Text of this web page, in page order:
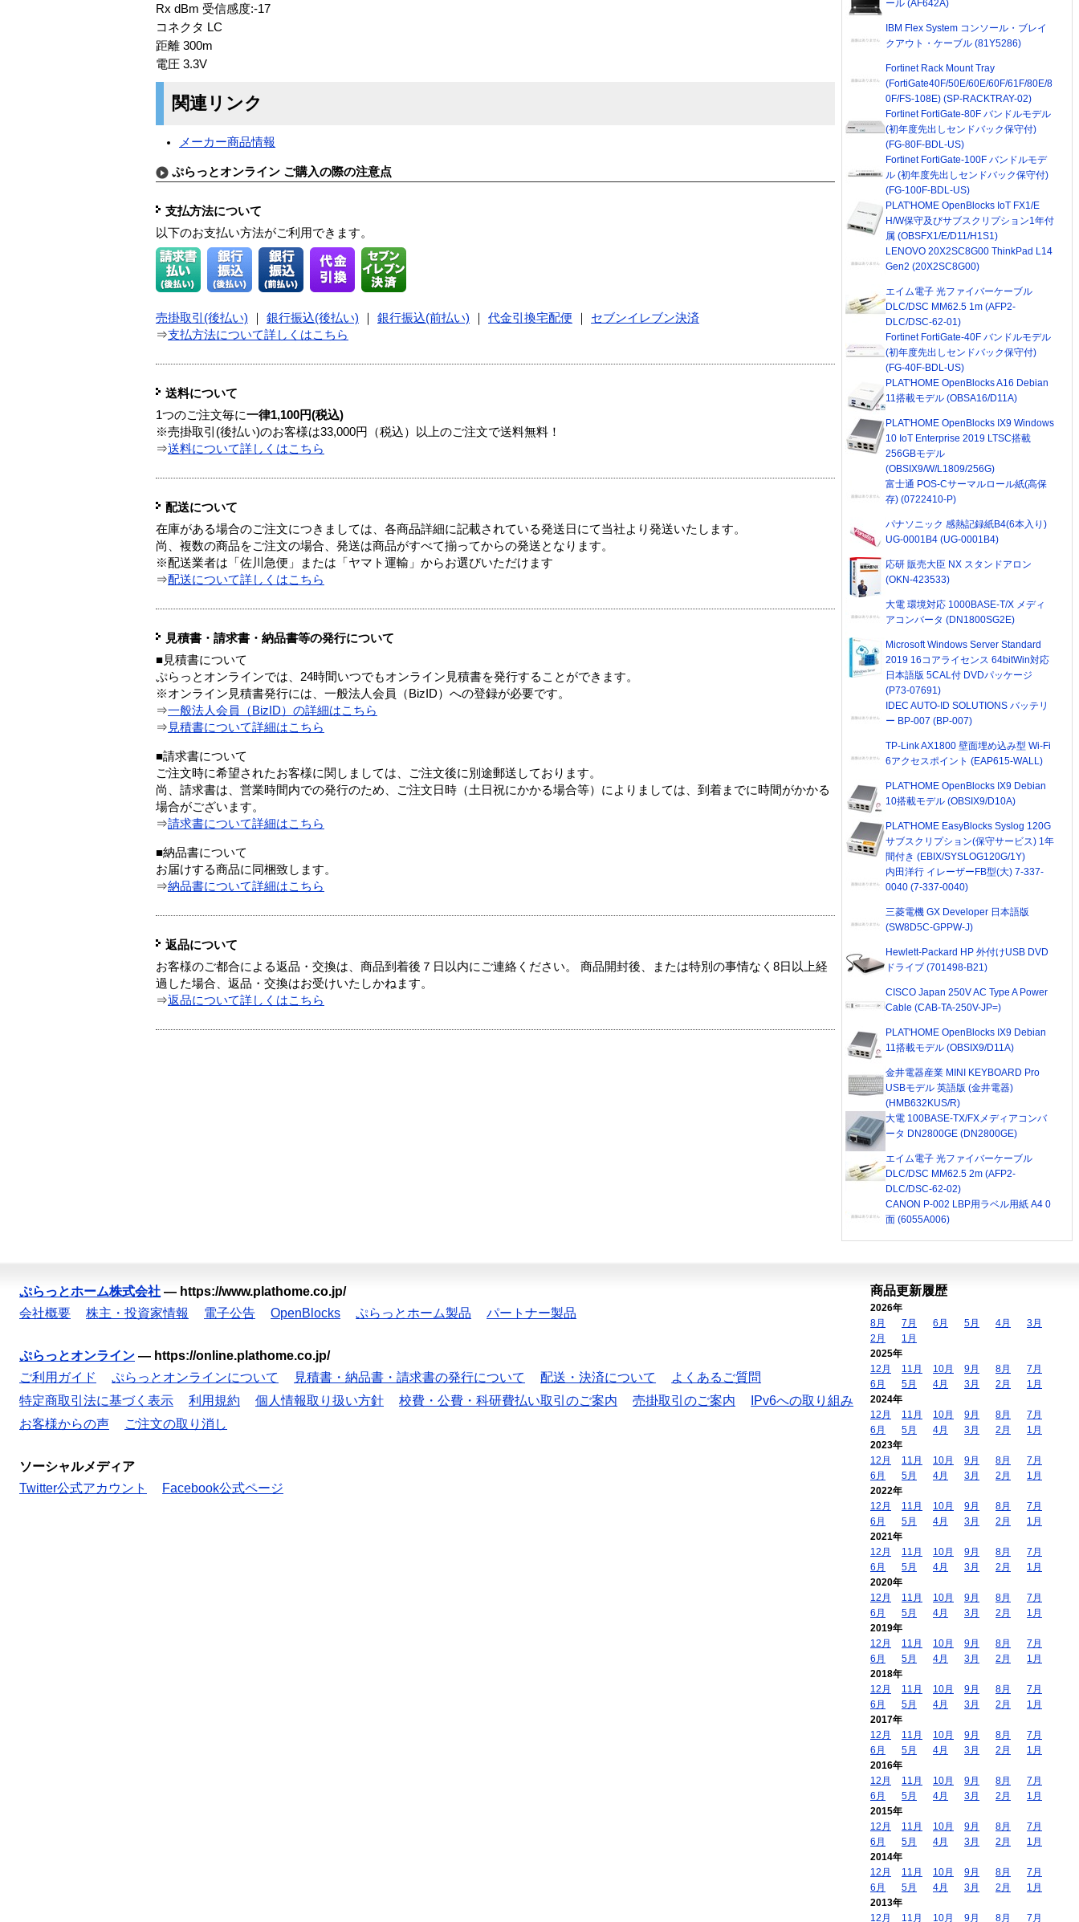
Rx dBm 受信感度:-17
コネクタ LC
距離 300m
電圧 3.3V
関連リンク
メーカー商品情報
ぷらっとオンライン ご購入の際の注意点
支払方法について
以下のお支払い方法がご利用できます。
売掛取引(後払い) 銀行振込(後払い) 銀行振込(前払い) 代金引換宅配便
セブンイレブン決済
⇒支払方法について詳しくはこちら
送料について
1つのご注文毎に一律1,100円(税込)
※売掛取引(後払い)のお客様は33,000円（税込）以上のご注文で送料無料！
⇒送料について詳しくはこちら
配送について
在庫がある場合のご注文につきましては、各商品詳細に記載されている発送日にて当社より発送いたします。
尚、複数の商品をご注文の場合、発送は商品がすべて揃ってからの発送となります。
※配送業者は「佐川急便」または「ヤマト運輸」からお選びいただけます
⇒配送について詳しくはこちら
見積書・請求書・納品書等の発行について
■見積書について
ぷらっとオンラインでは、24時間いつでもオンライン見積書を発行することができます。
※オンライン見積書発行には、一般法人会員（BizID）への登録が必要です。
⇒一般法人会員（BizID）の詳細はこちら
⇒ 見積書について詳細はこちら
■請求書について
ご注文時に希望されたお客様に関しましては、ご注文後に別途郵送しております。
尚、請求書は、営業時間内での発行のため、ご注文日時（土日祝にかかる場合等）によりましては、到着までに時間がかかる
場合がございます。
⇒請求書について詳細はこちら
■納品書について
お届けする商品に同梱致します。
⇒納品書について詳細はこちら
返品について
お客様のご都合による返品・交換は、商品到着後７日以内にご連絡ください。 商品開封後、または特別の事情なく8日以上経
過した場合、返品・交換はお受けいたしかねます。
⇒返品について詳しくはこちら
ール (AF642A)
IBM Flex System コンソール・ブレイ
クアウト・ケーブル (81Y5286)
Fortinet Rack Mount Tray
(FortiGate40F/50E/60E/60F/61F/80E/8
0F/FS-108E) (SP-RACKTRAY-02)
Fortinet FortiGate-80F バンドルモデル
(初年度先出しセンドバック保守付)
(FG-80F-BDL-US)
Fortinet FortiGate-100F バンドルモデ
ル (初年度先出しセンドバック保守付)
(FG-100F-BDL-US)
PLAT'HOME OpenBlocks IoT FX1/E
H/W保守及びサブスクリプション1年付
属 (OBSFX1/E/D11/H1S1)
LENOVO 20X2SC8G00 ThinkPad L14
Gen2 (20X2SC8G00)
エイム電子 光ファイバーケーブル
DLC/DSC MM62.5 1m (AFP2-
DLC/DSC-62-01)
Fortinet FortiGate-40F バンドルモデル
(初年度先出しセンドバック保守付)
(FG-40F-BDL-US)
PLAT'HOME OpenBlocks A16 Debian
11搭載モデル (OBSA16/D11A)
PLAT'HOME OpenBlocks IX9 Windows
10 IoT Enterprise 2019 LTSC搭載
256GBモデル
(OBSIX9/W/L1809/256G)
富士通 POS-Cサーマルロール紙(高保
存) (0722410-P)
パナソニック 感熱記録紙B4(6本入り)
UG-0001B4 (UG-0001B4)
応研 販売大臣 NX スタンドアロン
(OKN-423533)
大電 環境対応 1000BASE-T/X メディ
アコンバータ (DN1800SG2E)
Microsoft Windows Server Standard
2019 16コアライセンス 64bitWin対応
日本語版 5CAL付 DVDパッケージ
(P73-07691)
IDEC AUTO-ID SOLUTIONS バッテリ
ー BP-007 (BP-007)
TP-Link AX1800 壁面埋め込み型 Wi-Fi
6アクセスポイント (EAP615-WALL)
PLAT'HOME OpenBlocks IX9 Debian
10搭載モデル (OBSIX9/D10A)
PLAT'HOME EasyBlocks Syslog 120G
サブスクリプション(保守サービス) 1年
間付き (EBIX/SYSLOG120G/1Y)
内田洋行 イレーザーFB型(大) 7-337-
0040 (7-337-0040)
三菱電機 GX Developer 日本語版
(SW8D5C-GPPW-J)
Hewlett-Packard HP 外付けUSB DVD
ドライブ (701498-B21)
CISCO Japan 250V AC Type A Power
Cable (CAB-TA-250V-JP=)
PLAT'HOME OpenBlocks IX9 Debian
11搭載モデル (OBSIX9/D11A)
金井電器産業 MINI KEYBOARD Pro
USBモデル 英語版 (金井電器)
(HMB632KUS/R)
大電 100BASE-TX/FXメディアコンバ
ータ DN2800GE (DN2800GE)
エイム電子 光ファイバーケーブル
DLC/DSC MM62.5 2m (AFP2-
DLC/DSC-62-02)
CANON P-002 LBP用ラベル用紙 A4 0
面 (6055A006)
ぷらっとホーム株式会社 — https://www.plathome.co.jp/
会社概要
株主・投資家情報 電子公告 OpenBlocks ぷらっとホーム製品 パートナー製品
ぷらっとオンライン — https://online.plathome.co.jp/
ご利用ガイド
ぷらっとオンラインについて 見積書・納品書・請求書の発行について 配送・決済について
よくあるご質問
特定商取引法に基づく表示
利用規約 個人情報取り扱い方針 校費・公費・科研費払い取引のご案内 売掛取引のご案内
IPv6への取り組み
お客様からの声
ご注文の取り消し
ソーシャルメディア
Twitter公式アカウント
Facebook公式ページ
商品更新履歴
2026年
8月
7月 6月 5月 4月
3月
2月
1月
2025年
12月
11月 10月 9月 8月
7月
6月
5月 4月 3月 2月
1月
2024年
12月
11月 10月 9月 8月
7月
6月
5月 4月 3月 2月
1月
2023年
12月
11月 10月 9月 8月
7月
6月
5月 4月 3月 2月
1月
2022年
12月
11月 10月 9月 8月
7月
6月
5月 4月 3月 2月
1月
2021年
12月
11月 10月 9月 8月
7月
6月
5月 4月 3月 2月
1月
2020年
12月
11月 10月 9月 8月
7月
6月
5月 4月 3月 2月
1月
2019年
12月
11月 10月 9月 8月
7月
6月
5月 4月 3月 2月
1月
2018年
12月
11月 10月 9月 8月
7月
6月
5月 4月 3月 2月
1月
2017年
12月
11月 10月 9月 8月
7月
6月
5月 4月 3月 2月
1月
2016年
12月
11月 10月 9月 8月
7月
6月
5月 4月 3月 2月
1月
2015年
12月
11月 10月 9月 8月
7月
6月
5月 4月 3月 2月
1月
2014年
12月
11月 10月 9月 8月
7月
6月
5月 4月 3月 2月
1月
2013年
12月
11月 10月 9月 8月 7月